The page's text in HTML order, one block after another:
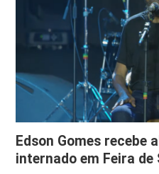
Edson Gomes recebe
internado em Feira de